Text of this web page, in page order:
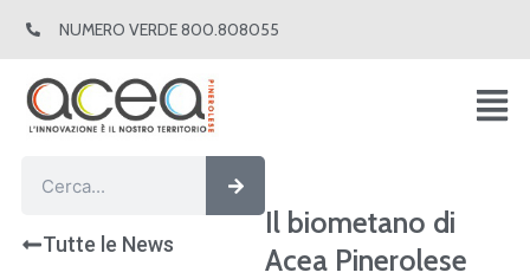
NUMERO VERDE 800.808055
Cerca
Tutte le News
Il biometano di
Acea Pinerolese